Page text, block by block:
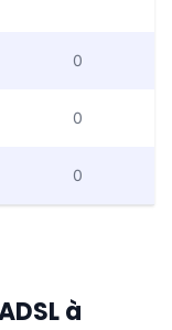
0
0
0
à